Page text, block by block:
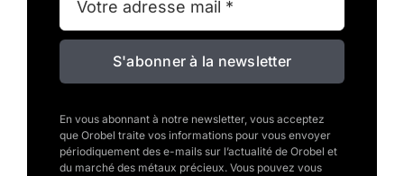
S'abonner à la newsletter
En vous abonnant à notre newsletter, vous acceptez
que Orobel traite vos informations pour vous envoyer
périodiquement des e-mails sur l’actualité de Orobel et
du marché des métaux précieux. Vous pouvez vous